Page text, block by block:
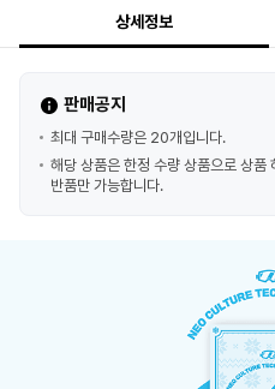
상세정보
판매공지
최대 구매수량은 20개입니다.
해당 상품은 한정 수량 상품으로 상품
반품만 가능합니다.